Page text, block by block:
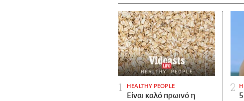
HEALTHY PEOPLE
Είναι καλό πρωινό η